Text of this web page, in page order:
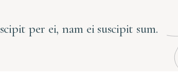
per ei, nam ei suscipit sum.